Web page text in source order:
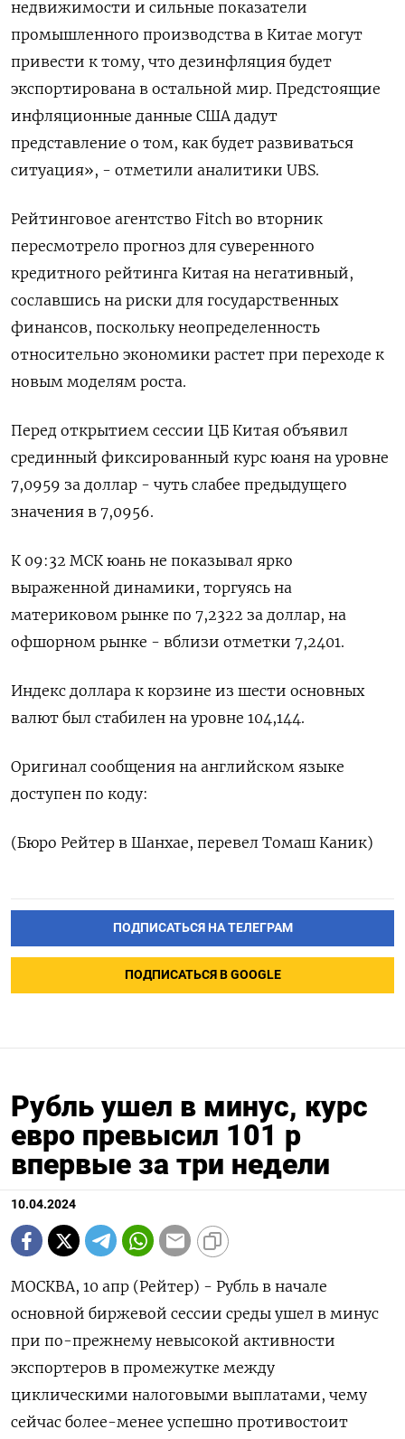
недвижимости и сильные показатели
промышленного производства в Китае могут
привести к тому, что дезинфляция будет
экспортирована в остальной мир. Предстоящие
инфляционные данные США дадут
представление о том, как будет развиваться
ситуация», - отметили аналитики UBS.
Рейтинговое агентство Fitch во вторник
пересмотрело прогноз для суверенного
кредитного рейтинга Китая на негативный,
сославшись на риски для государственных
финансов, поскольку неопределенность
относительно экономики растет при переходе к
новым моделям роста.
Перед открытием сессии ЦБ Китая объявил
срединный фиксированный курс юаня на уровне
7,0959 за доллар - чуть слабее предыдущего
значения в 7,0956.
К 09:32 МСК юань не показывал ярко
выраженной динамики, торгуясь на
материковом рынке по 7,2322​ за доллар, на
офшорном рынке - вблизи отметки 7,2401.
Индекс доллара к корзине из шести основных
валют был стабилен на уровне 104,144​.
Оригинал сообщения на английском языке
доступен по коду:
(Бюро Рейтер в Шанхае, перевел Томаш Каник)
ПОДПИСАТЬСЯ НА ТЕЛЕГРАМ
ПОДПИСАТЬСЯ В GOOGLE
Рубль ушел в минус, курс
евро превысил 101 р
впервые за три недели
10.04.2024
МОСКВА, 10 апр (Рейтер) - Рубль в начале
основной биржевой сессии среды ушел в минус
при по-прежнему невысокой активности
экспортеров в промежутке между
циклическими налоговыми выплатами, чему
сейчас более-менее успешно противостоит